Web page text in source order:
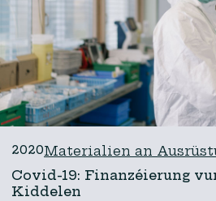
2020Materialien an
Covid-19: Finanzéierung
Kiddelen